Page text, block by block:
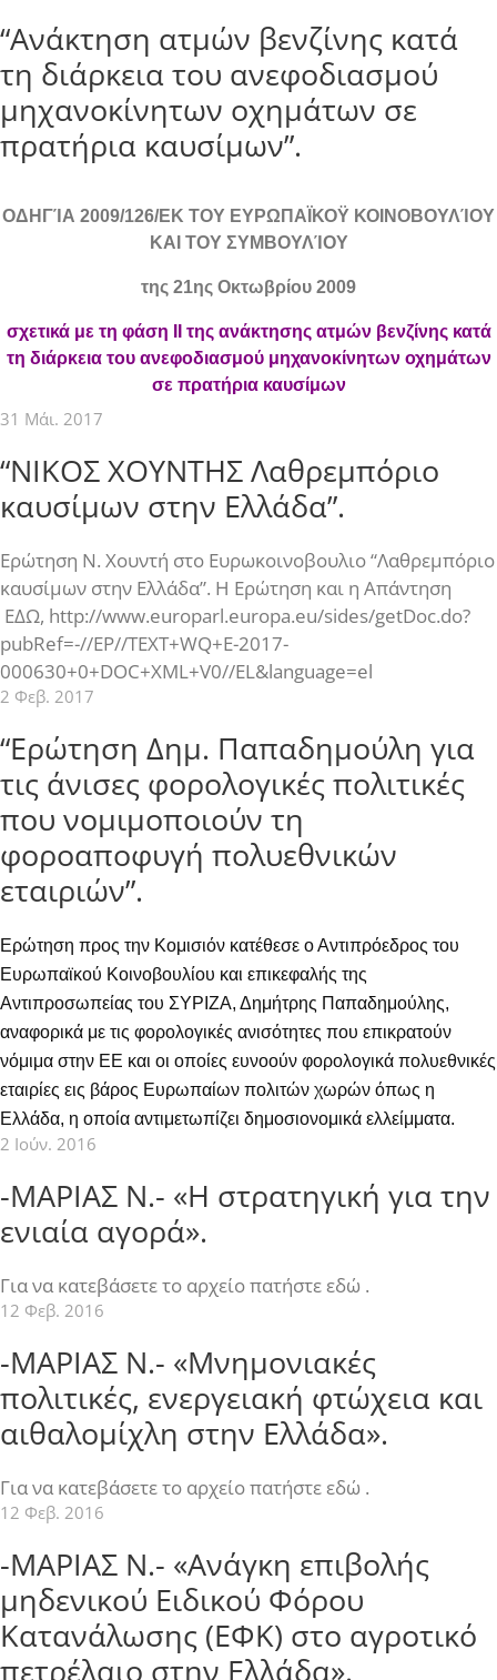
“Ανάκτηση ατμών βενζίνης κατά
τη διάρκεια του ανεφοδιασμού
μηχανοκίνητων οχημάτων σε
πρατήρια καυσίμων”.
ΟΔΗΓΊΑ 2009/126/ΕΚ ΤΟΥ ΕΥΡΩΠΑΪΚΟΫ ΚΟΙΝΟΒΟΥΛΊΟΥ
ΚΑΙ ΤΟΥ ΣΥΜΒΟΥΛΊΟΥ
της 21ης Οκτωβρίου 2009
σχετικά με τη φάση ΙΙ της ανάκτησης ατμών βενζίνης κατά
τη διάρκεια του ανεφοδιασμού μηχανοκίνητων οχημάτων
σε πρατήρια καυσίμων
31 Μάι. 2017
“ΝΙΚΟΣ ΧΟΥΝΤΗΣ Λαθρεμπόριο
καυσίμων στην Ελλάδα”.
Ερώτηση Ν. Χουντή στο Ευρωκοινοβουλιο “Λαθρεμπόριο
καυσίμων στην Ελλάδα”. Η Ερώτηση και η Απάντηση
ΕΔΩ, http://www.europarl.europa.eu/sides/getDoc.do?
pubRef=-//EP//TEXT+WQ+E-2017-
000630+0+DOC+XML+V0//EL&language=el
2 Φεβ. 2017
“Ερώτηση Δημ. Παπαδημούλη για
τις άνισες φορολογικές πολιτικές
που νομιμοποιούν τη
φοροαποφυγή πολυεθνικών
εταιριών”.
Ερώτηση προς την Κομισιόν κατέθεσε ο Αντιπρόεδρος του
Ευρωπαϊκού Κοινοβουλίου και επικεφαλής της
Αντιπροσωπείας του ΣΥΡΙΖΑ, Δημήτρης Παπαδημούλης,
αναφορικά με τις φορολογικές ανισότητες που επικρατούν
νόμιμα στην ΕΕ και οι οποίες ευνοούν φορολογικά πολυεθνικές
εταιρίες εις βάρος Ευρωπαίων πολιτών χωρών όπως η
Ελλάδα, η οποία αντιμετωπίζει δημοσιονομικά ελλείμματα.
2 Ιούν. 2016
-ΜΑΡΙΑΣ Ν.- «Η στρατηγική για την
ενιαία αγορά».
Για να κατεβάσετε το αρχείο πατήστε εδώ .
12 Φεβ. 2016
-ΜΑΡΙΑΣ Ν.- «Μνημονιακές
πολιτικές, ενεργειακή φτώχεια και
αιθαλομίχλη στην Ελλάδα».
Για να κατεβάσετε το αρχείο πατήστε εδώ .
12 Φεβ. 2016
-ΜΑΡΙΑΣ Ν.- «Ανάγκη επιβολής
μηδενικού Ειδικού Φόρου
Κατανάλωσης (ΕΦΚ) στο αγροτικό
πετρέλαιο στην Ελλάδα».